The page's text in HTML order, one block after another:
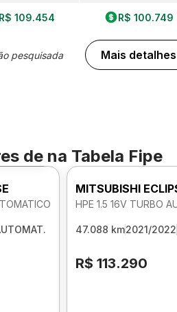
R$ 109.454
pesquisada
R$ 100.749
Mais detalhes
de na Tabela Fipe
Foto 360º
MITSUBISHI
HPE 1.5 16V TURBO
47.088 km2021/2022
R$ 113.290